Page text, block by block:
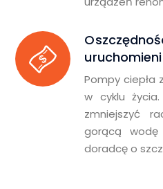
Pompy ciepła
w cyklu
zmniejszyć
gorącą
doradcę o